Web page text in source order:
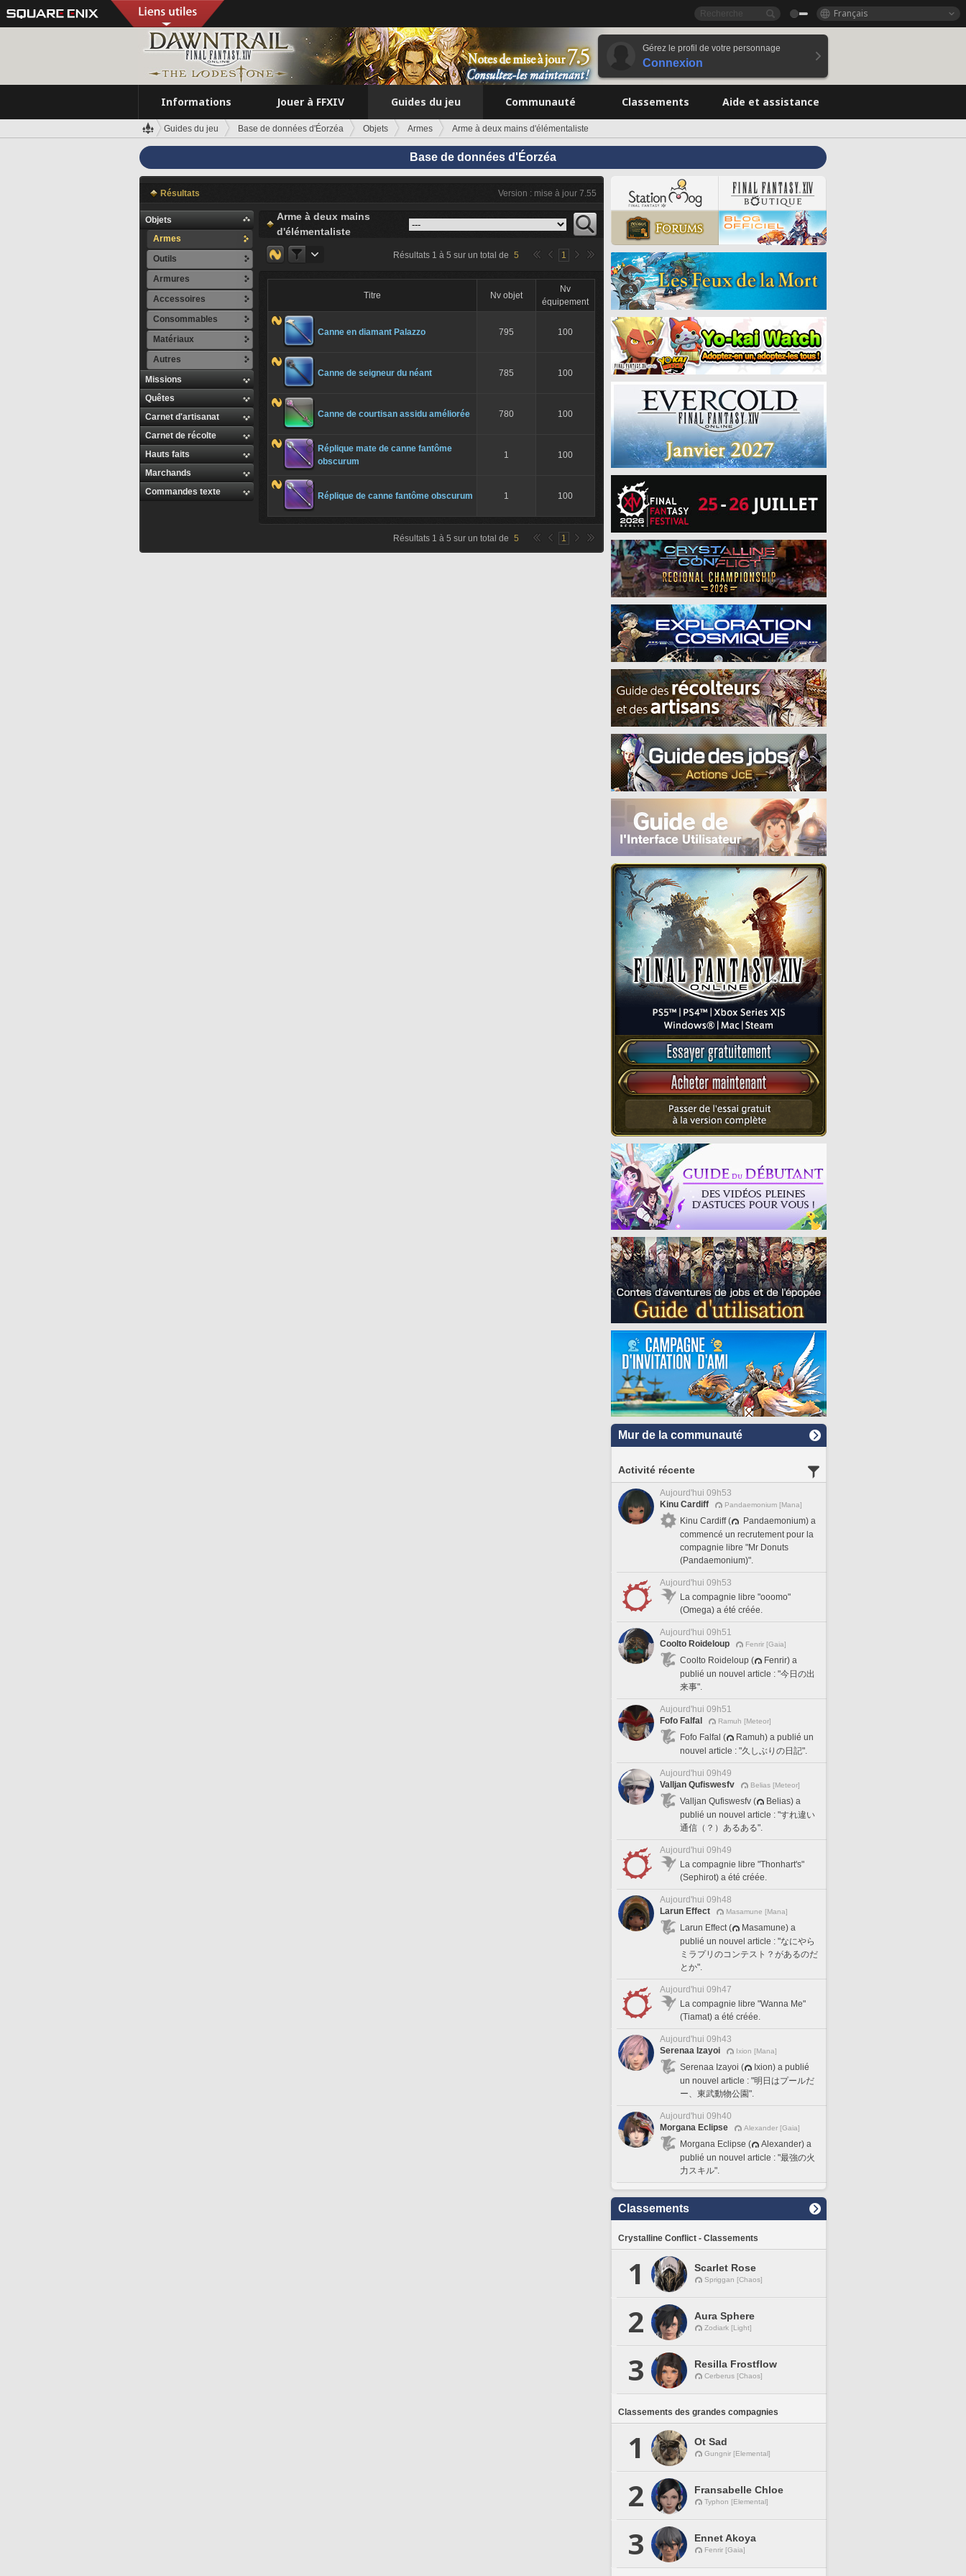
Français
Gérez le profil de votre personnage
Connexion
Informations Jouer à FFXIV Guides du jeu Communauté Classements Aide et assistance
Guides du jeu Base de données d'Éorzéa Objets Armes Arme à deux mains d'élémentaliste
Base de données d'Éorzéa
Résultats Version : mise à jour 7.55
Objets
Armes
Outils
Armures
Accessoires
Consommables
Matériaux
Autres
Missions
Quêtes
Carnet d'artisanat
Carnet de récolte
Hauts faits
Marchands
Commandes texte
Arme à deux mains
d'élémentaliste
Résultats 1 à 5 sur un total de 5 1
Titre Nv objet
Nv
équipement
Canne en diamant Palazzo 795 100
Canne de seigneur du néant 785 100
Canne de courtisan assidu améliorée 780 100
Réplique mate de canne fantôme
obscurum
1 100
Réplique de canne fantôme obscurum 1 100
Résultats 1 à 5 sur un total de 5 1
Mur de la communauté
Activité récente
Aujourd'hui 09h53
Kinu Cardiff
Pandaemonium [Mana]
Kinu Cardiff (
Pandaemonium) a
commencé un recrutement pour la
compagnie libre "Mr Donuts
(Pandaemonium)".
Aujourd'hui 09h53
La compagnie libre "ooomo"
(Omega) a été créée.
Aujourd'hui 09h51
Coolto Roideloup
Fenrir [Gaia]
Coolto Roideloup (
Fenrir) a
publié un nouvel article : "今日の出
来事".
Aujourd'hui 09h51
Fofo Falfal
Ramuh [Meteor]
Fofo Falfal (
Ramuh) a publié un
nouvel article : "久しぶりの日記".
Aujourd'hui 09h49
Valljan Qufiswesfv
Belias [Meteor]
Valljan Qufiswesfv (
Belias) a
publié un nouvel article : "すれ違い
通信（？）あるある".
Aujourd'hui 09h49
La compagnie libre "Thonhart's"
(Sephirot) a été créée.
Aujourd'hui 09h48
Larun Effect
Masamune [Mana]
Larun Effect (
Masamune) a
publié un nouvel article : "なにやら
ミラプリのコンテスト？があるのだ
とか".
Aujourd'hui 09h47
La compagnie libre "Wanna Me"
(Tiamat) a été créée.
Aujourd'hui 09h43
Serenaa Izayoi
Ixion [Mana]
Serenaa Izayoi (
Ixion) a publié
un nouvel article : "明日はプールだ
ー、東武動物公園".
Aujourd'hui 09h40
Morgana Eclipse
Alexander [Gaia]
Morgana Eclipse (
Alexander) a
publié un nouvel article : "最強の火
力スキル".
Classements
Crystalline Conflict - Classements
1 Scarlet Rose
Spriggan [Chaos]
2 Aura Sphere
Zodiark [Light]
3 Resilla Frostflow
Cerberus [Chaos]
Classements des grandes compagnies
1 Ot Sad
Gungnir [Elemental]
2 Fransabelle Chloe
Typhon [Elemental]
3 Ennet Akoya
Fenrir [Gaia]